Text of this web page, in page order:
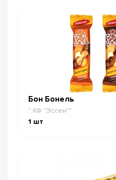
Бон Бонель
" КФ "Эссен""
1 шт